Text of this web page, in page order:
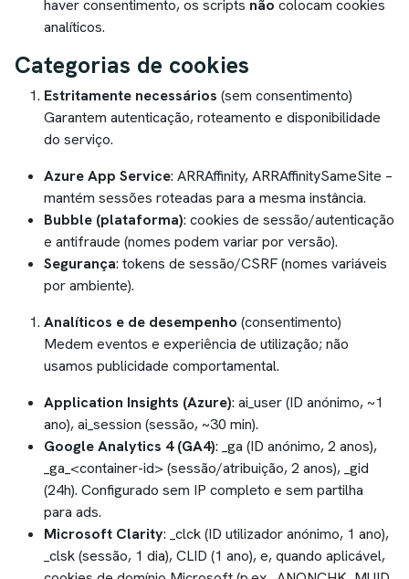
haver consentimento, os scripts não colocam cookies
analíticos.
Categorias de cookies
Estritamente necessários (sem consentimento)
Garantem autenticação, roteamento e disponibilidade
do serviço.
Azure App Service: ARRAffinity, ARRAffinitySameSite –
mantém sessões roteadas para a mesma instância.
Bubble (plataforma): cookies de sessão/autenticação
e antifraude (nomes podem variar por versão).
Segurança: tokens de sessão/CSRF (nomes variáveis
por ambiente).
Analíticos e de desempenho (consentimento)
Medem eventos e experiência de utilização; não
usamos publicidade comportamental.
Application Insights (Azure): ai_user (ID anónimo, ~1
ano), ai_session (sessão, ~30 min).
Google Analytics 4 (GA4): _ga (ID anónimo, 2 anos),
_ga_<container-id> (sessão/atribuição, 2 anos), _gid
(24h). Configurado sem IP completo e sem partilha
para ads.
Microsoft Clarity: _clck (ID utilizador anónimo, 1 ano),
_clsk (sessão, 1 dia), CLID (1 ano), e, quando aplicável,